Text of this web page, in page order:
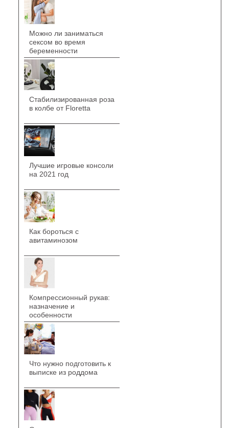
Можно ли заниматься
сексом во время
беременности
Стабилизированная роза
в колбе от Floretta
Лучшие игровые консоли
на 2021 год
Как бороться с
авитаминозом
Компрессионный рукав:
назначение и
особенности
Что нужно подготовить к
выписке из роддома